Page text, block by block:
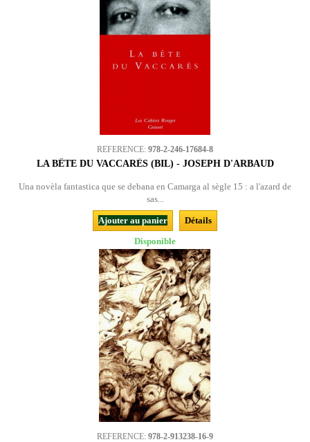
REFERENCE: 978-2-246-17684-8
LA BÊTE DU VACCARÈS (BIL) - JOSEPH D'ARBAUD
Una novèla fantastica que se debana en Camarga al sègle 15 : a l'azard de
sas...
Ajouter au panier
Détails
Disponible
REFERENCE: 978-2-913238-16-9